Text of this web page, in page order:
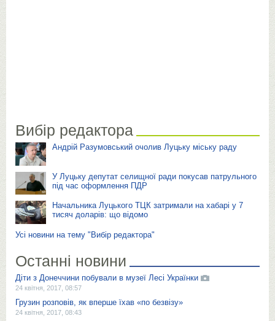
Вибір редактора
Андрій Разумовський очолив Луцьку міську раду
У Луцьку депутат селищної ради покусав патрульного
під час оформлення ПДР
Начальника Луцького ТЦК затримали на хабарі у 7
тисяч доларів: що відомо
Усі новини на тему "Вибір редактора"
Останні новини
Діти з Донеччини побували в музеї Лесі Українки
24 квітня, 2017, 08:57
Грузин розповів, як вперше їхав «по безвізу»
24 квітня, 2017, 08:43